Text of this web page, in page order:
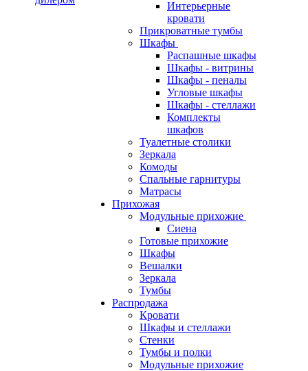
Интерьерные
кровати
Прикроватные тумбы
Шкафы
Распашные шкафы
Шкафы - витрины
Шкафы - пеналы
Угловые шкафы
Шкафы - стеллажи
Комплекты
шкафов
Туалетные столики
Зеркала
Комоды
Спальные гарнитуры
Матрасы
Прихожая
Модульные прихожие
Сиена
Готовые прихожие
Шкафы
Вешалки
Зеркала
Тумбы
Распродажа
Кровати
Шкафы и стеллажи
Стенки
Тумбы и полки
Модульные прихожие